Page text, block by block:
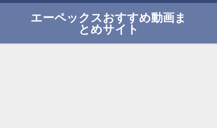
エーペックスおすすめ動画ま
とめサイト